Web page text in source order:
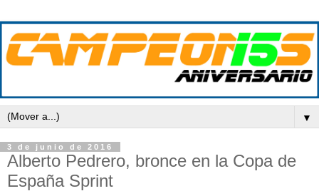
▼
3 de junio de 2016
Alberto Pedrero, bronce en la Copa de
España Sprint